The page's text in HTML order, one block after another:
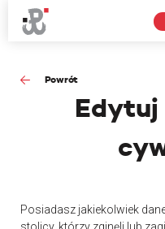
Powrót
Edytuj
Posiadasz jakiekolwiek